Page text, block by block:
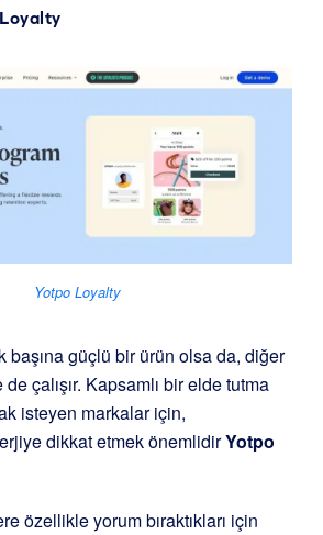
Yotpo Loyalty
başına güçlü bir ürün olsa da, diğer
çalışır. Kapsamlı bir elde tutma
isteyen markalar için,
dikkat etmek önemlidirYotpo
özellikle yorum bıraktıkları için